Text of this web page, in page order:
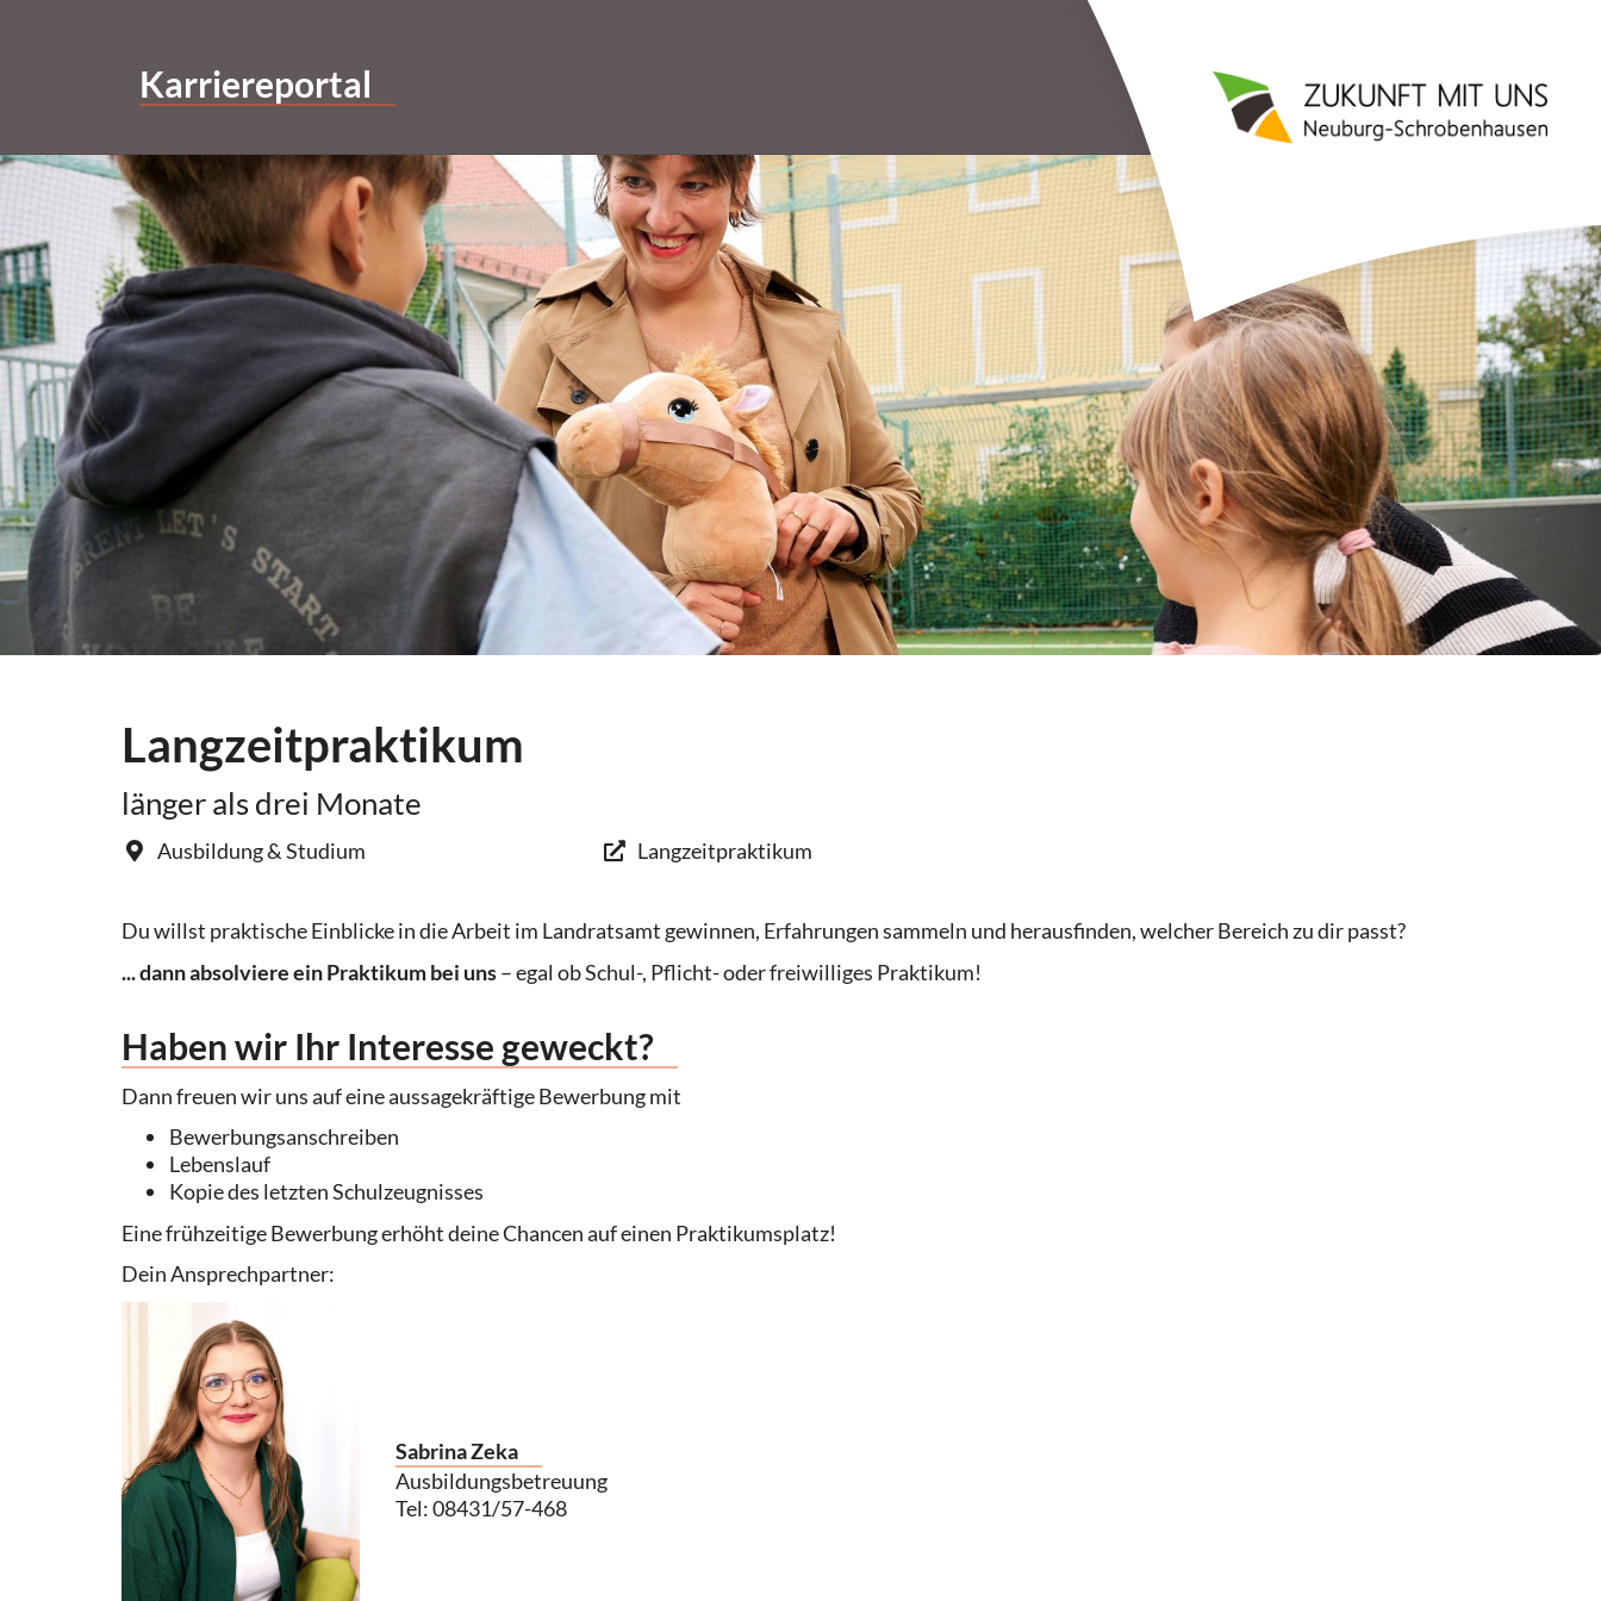
Karriereportal
Langzeitpraktikum
länger als drei Monate
Ausbildung & Studium Langzeitpraktikum
Du willst praktische Einblicke in die Arbeit im Landratsamt gewinnen, Erfahrungen sammeln und herausfinden, welcher Bereich zu dir passt?
... dann absolviere ein Praktikum bei uns– egal ob Schul-, Pflicht- oder freiwilliges Praktikum!
Haben wir Ihr Interesse geweckt?
Dann freuen wir uns auf eine aussagekräftige Bewerbung mit
Bewerbungsanschreiben
Lebenslauf
Kopie des letzten Schulzeugnisses
Eine frühzeitige Bewerbung erhöht deine Chancen auf einen Praktikumsplatz!
Dein Ansprechpartner:
Sabrina Zeka
Ausbildungsbetreuung
Tel: 08431/57-468